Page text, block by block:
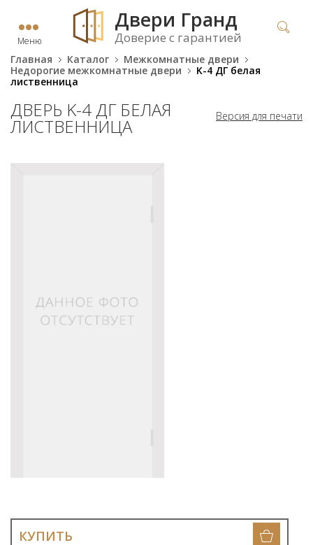
Меню
Двери Гранд
Доверие с гарантией
Главная Каталог
Межкомнатные двери
Недорогие межкомнатные двери
K-4 ДГ белая
лиственница
Версия для печати
ДВЕРЬ K-4 ДГ БЕЛАЯ
ЛИСТВЕННИЦА
КУПИТЬ